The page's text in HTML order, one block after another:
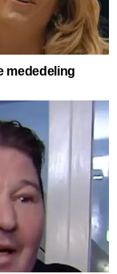
mededeling